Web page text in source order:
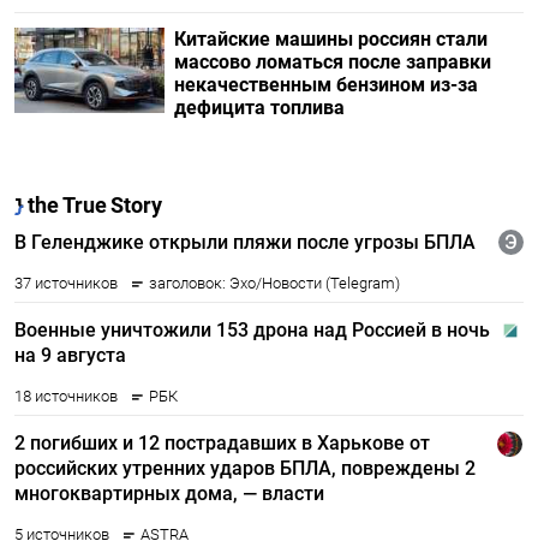
Китайские машины россиян стали
массово ломаться после заправки
некачественным бензином из-за
дефицита топлива